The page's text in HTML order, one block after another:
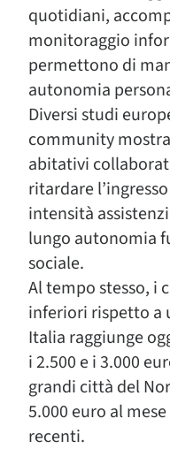
quotidiani,
monitoraggio
permettono di
autonomia
Diversi studi
community
abitativi
ritardare
intensità
lungo autonomia
sociale.
Al tempo stesso, i
inferiori rispetto a
Italia raggiunge
i 2.500 e i 3.000
grandi città del
5.000 euro al
recenti.